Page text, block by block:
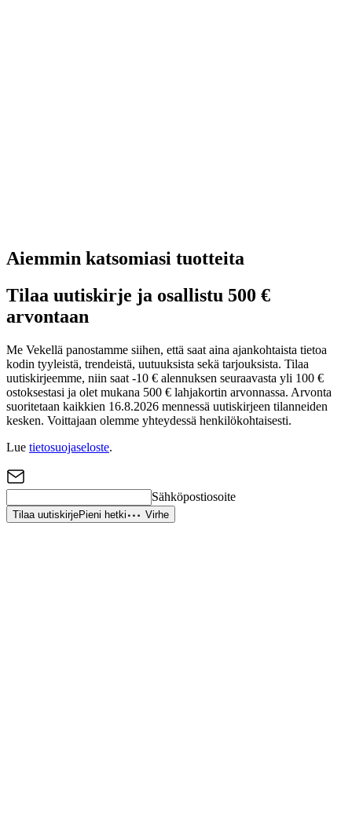
Aiemmin katsomiasi tuotteita
Tilaa uutiskirje ja osallistu 500 €
arvontaan
Me Vekellä panostamme siihen, että saat aina ajankohtaista tietoa
kodin tyyleistä, trendeistä, uutuuksista sekä tarjouksista. Tilaa
uutiskirjeemme, niin saat -10 € alennuksen seuraavasta yli 100 €
ostoksestasi ja olet mukana 500 € lahjakortin arvonnassa. Arvonta
suoritetaan kaikkien 16.8.2026 mennessä uutiskirjeen tilanneiden
kesken. Voittajaan olemme yhteydessä henkilökohtaisesti.
Lue tietosuojaseloste.
Sähköpostiosoite
Tilaa uutiskirjePieni hetki Virhe